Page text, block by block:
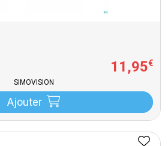
11,95€
SIMOVISION
Ajouter